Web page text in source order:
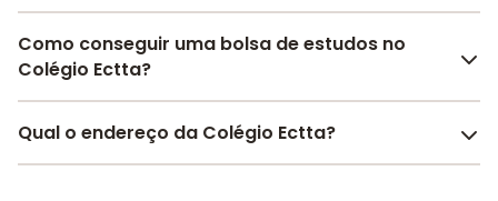
Como conseguir uma bolsa de estudos no
Colégio Ectta?
O Melhor Escola oferece descontos para o Colégio
Qual o endereço da Colégio Ectta?